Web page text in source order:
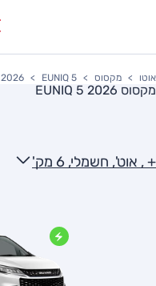
אוטו מקסוס EUNIQ 5
2026
מקסוס EUNIQ 5 2026
+ , אוט', חשמלי, 6 מק'